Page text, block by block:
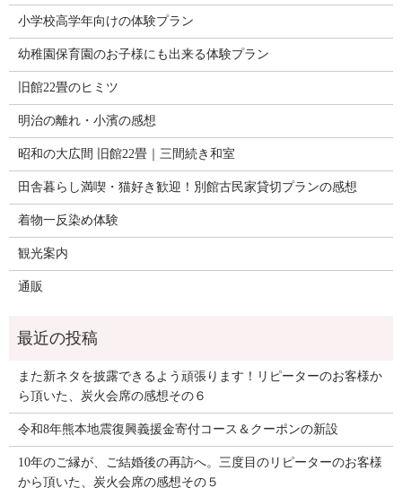
小学校高学年向けの体験プラン
幼稚園保育園のお子様にも出来る体験プラン
旧館22畳のヒミツ
明治の離れ・小濱の感想
昭和の大広間 旧館22畳｜三間続き和室
田舎暮らし満喫・猫好き歓迎！別館古民家貸切プランの感想
着物一反染め体験
観光案内
通販
また新ネタを披露できるよう頑張ります！リピーターのお客様か
ら頂いた、炭火会席の感想その６
令和8年熊本地震復興義援金寄付コース＆クーポンの新設
10年のご縁が、ご結婚後の再訪へ。三度目のリピーターのお客様
から頂いた、炭火会席の感想その５